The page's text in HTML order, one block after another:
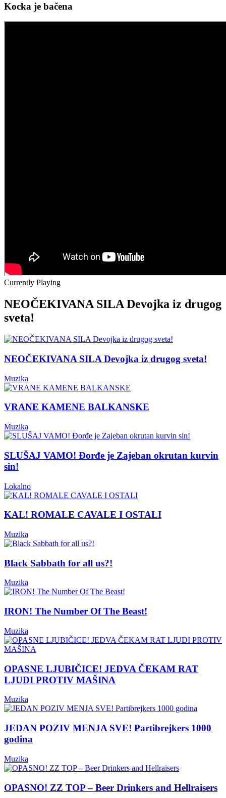
Kocka je bačena
Currently Playing
NEOČEKIVANA SILA Devojka iz drugog
sveta!
NEOČEKIVANA SILA Devojka iz drugog sveta!
Muzika
VRANE KAMENE BALKANSKE
Muzika
SLUŠAJ VAMO! Đorđe je Zajeban okrutan kurvin
sin!
Lokalno
KAL! ROMALE CAVALE I OSTALI
Muzika
Black Sabbath for all us?!
Muzika
IRON! The Number Of The Beast!
Muzika
OPASNE LJUBIČICE! JEDVA ČEKAM RAT
LJUDI PROTIV MAŠINA
Muzika
JEDAN POZIV MENJA SVE! Partibrejkers 1000
godina
Muzika
OPASNO! ZZ TOP – Beer Drinkers and Hellraisers